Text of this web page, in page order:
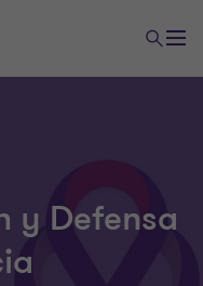
y Defensa